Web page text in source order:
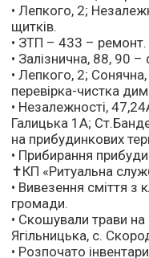
• Лепкого, 2;
щитків.
• ЗТП – 433 – ремонт.
• Залізнична, 88, 90 –
• Лепкого, 2;
перевірка-чистка
• Незалежності,
Галицька 1А;
на прибудинкових
• Прибирання
✝️КП «Ритуальна
• Вивезення сміття з
громади.
• Скошували трави
Ягільницька, с.
• Розпочато